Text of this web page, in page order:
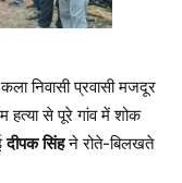
ल
ख
ते
निवासी प्रवासी मजदूर
हत्या से पूरे गांव में शोक
दीपक सिंहने रोते-बिलखते